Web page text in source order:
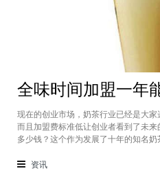
现在的创业市场，奶茶行业已经是大
而且加盟费标准低让创业者看到了未
多少钱？这个作为发展了十年的知名
盟基本上每年的纯利润可以达到20万
资讯